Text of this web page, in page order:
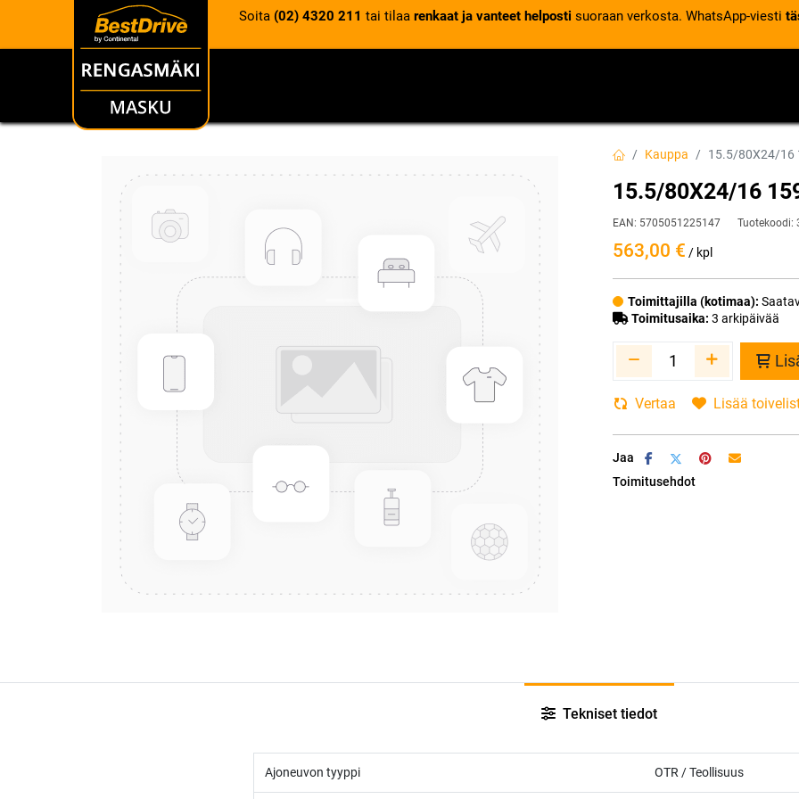
Soita (02) 4320 211 tai tilaa renkaat ja vanteet helposti suoraan verkosta. WhatsApp-viesti
RENKAAT
Kauppa 15.5/80X24/16
15.5/80X24/16
EAN: 5705051225147 Tuotekoodi:
563,00 € / kpl
Toimittajilla (kotimaa):
Toimitusaika: 3 arkipäivää
Vertaa Lisää
Jaa
Toimitusehdot
Tekniset tiedot
Ajoneuvon tyyppi OTR / Teollisuus